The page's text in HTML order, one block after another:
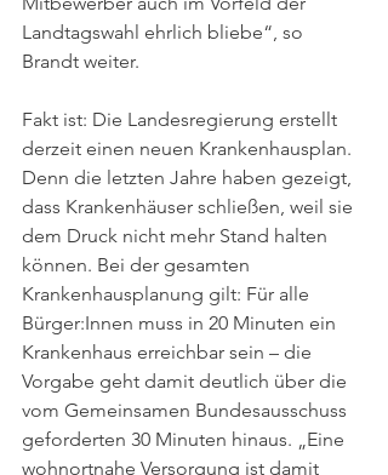
Landtagswahl ehrlich bliebe“, so
Brandt weiter.
Fakt ist: Die Landesregierung erstellt
derzeit einen neuen Krankenhausplan.
Denn die letzten Jahre haben gezeigt,
dass Krankenhäuser schließen, weil sie
dem Druck nicht mehr Stand halten
können. Bei der gesamten
Krankenhausplanung gilt: Für alle
Bürger:Innen muss in 20 Minuten ein
Krankenhaus erreichbar sein – die
Vorgabe geht damit deutlich über die
vom Gemeinsamen Bundesausschuss
geforderten 30 Minuten hinaus. „Eine
wohnortnahe Versorgung ist damit